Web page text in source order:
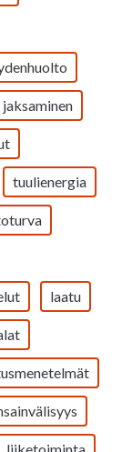
jaksaminen
tuulienergia
laatu